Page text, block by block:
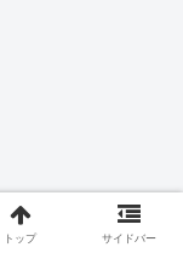
トップ サイドバー